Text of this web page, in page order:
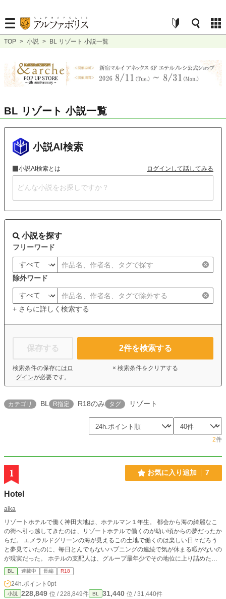
TOP > 小説 > BL リゾート 小説一覧
BL リゾート 小説一覧
小説AI検索
小説AI検索とは ログインして話してみる
小説を探す
フリーワード
除外ワード
+ さらに詳しく検索する
保存する
検索条件の保存には ロ
グインが必要です。
2件を検索する
× 検索条件をクリアする
カテゴリ BL R指定 R18のみ タグ リゾート
2件
1 お気に入り追加 7
Hotel
aika
リゾートホテルで働く神田大地は、ホテルマン１年生。 都会から海の綺麗なこ
の街へ引っ越してきたのは、リゾートホテルで働くのが幼い頃からの夢だったか
らだ。 エメラルドグリーンの海が見えるこの土地で働くのは楽しい日々だろう
と夢見ていたのに、毎日とんでもないハプニングの連続で気が休まる暇がないの
が現実だった。 ホテルの支配人は、グループ最年少でその地位に上り詰めた鬼
才、橘博己。 誰よりも仕事が出来るこの上司は、性格がものすごく歪んでい
て・・・。 様々なお客様が訪れるこの街で色々な問題や、超個性的な同僚たち
との人間関係に翻弄されながら、一人前のホテルマンになるまでの奮闘を描いた
物語。
BL 連載中 長編 R18
24h.ポイント 0pt
小説 228,849 位 / 228,849件 BL 31,440 位 / 31,440件